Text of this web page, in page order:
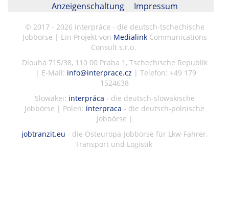
Anzeigenschaltung
Impressum
© 2017 - 2026 interpráce - die deutsch-tschechische
Jobbörse | Ein Projekt von MedialinkCommunications
Consult s.r.o.
Dlouhá 715/38, 110 00 Praha 1, Tschechische Republik
| E-Mail: info@interprace.cz | Telefon: +49 179
1524638
Slowakei: interpráca - die deutsch-slowakische
Jobbörse | Polen: interpraca - die deutsch-polnische
Jobbörse |
jobtranzit.eu - die Osteuropa-Jobbörse für Lkw-Fahrer,
Transport und Logistik